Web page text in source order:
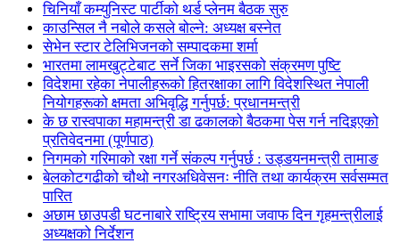
चिनियाँ कम्युनिस्ट पार्टीको थर्ड प्लेनम बैठक सुरु
काउन्सिल नै नबोले कसले बोल्ने: अध्यक्ष बस्नेत
सेभेन स्टार टेलिभिजनको सम्पादकमा शर्मा
भारतमा लामखुट्टेबाट सर्ने जिका भाइरसको संक्रमण पुष्टि
विदेशमा रहेका नेपालीहरूको हितरक्षाका लागि विदेशस्थित नेपाली
नियोगहरूको क्षमता अभिवृद्धि गर्नुपर्छ: प्रधानमन्त्री
के छ रास्वपाका महामन्त्री डा ढकालको बैठकमा पेस गर्न नदिइएको
प्रतिवेदनमा (पूर्णपाठ)
निगमको गरिमाको रक्षा गर्ने संकल्प गर्नुपर्छ : उड्डयनमन्त्री तामाङ
बेलकोटगढीको चौथो नगरअधिवेसनः नीति तथा कार्यक्रम सर्वसम्मत
पारित
अछाम छाउपडी घटनाबारे राष्ट्रिय सभामा जवाफ दिन गृहमन्त्रीलाई
अध्यक्षको निर्देशन